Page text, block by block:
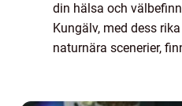
din hälsa och
Kungälv, med dess
naturnära scenerier,